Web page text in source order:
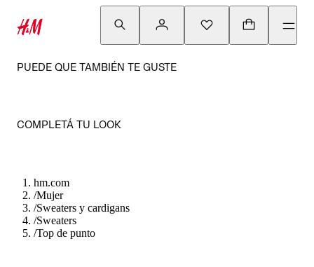
PUEDE QUE TAMBIÉN TE GUSTE
COMPLETÁ TU LOOK
hm.com
/Mujer
/Sweaters y cardigans
/Sweaters
/Top de punto